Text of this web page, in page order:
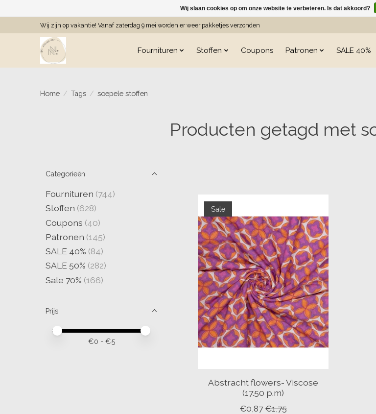
Wij zijn op vakantie! Vanaf zaterdag 9 mei worden er weer pakketjes verzonden
Fournituren Stoffen Coupons Patronen SALE 40%
Home / Tags / soepele stoffen
Producten getagd met
Categorieën
Fournituren (744)
Stoffen (628)
Coupons (40)
Patronen (145)
SALE 40% (84)
SALE 50% (282)
Sale 70% (166)
Prijs
Minimale prijswaarde
Price maximum value
€0 - €5
Sale
Abstracht flowers- Viscose
(17.50 p.m)
€0,87€1,75
Wij slaan cookies op om onze website te verbeteren. Is dat akkoord?